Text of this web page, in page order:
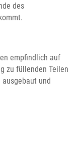
des
empfindlich auf
zu füllenden Teilen
und